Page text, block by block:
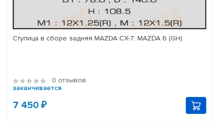
Ступица в сборе задняя MAZDA CX-7; MAZDA 6 (GH)
0 отзывов
заканчивается
7 450 ₽